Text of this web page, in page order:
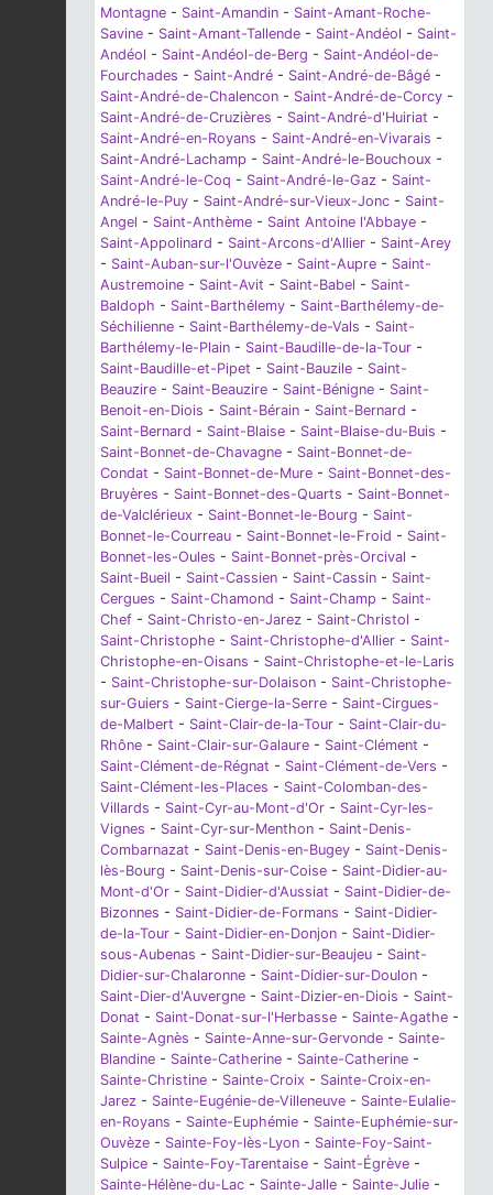
Montagne - Saint-Amandin - Saint-Amant-Roche-
Savine - Saint-Amant-Tallende - Saint-Andéol - Saint-
Andéol - Saint-Andéol-de-Berg - Saint-Andéol-de-
Fourchades - Saint-André - Saint-André-de-Bâgé -
Saint-André-de-Chalencon - Saint-André-de-Corcy -
Saint-André-de-Cruzières - Saint-André-d'Huiriat -
Saint-André-en-Royans - Saint-André-en-Vivarais -
Saint-André-Lachamp - Saint-André-le-Bouchoux -
Saint-André-le-Coq - Saint-André-le-Gaz - Saint-
André-le-Puy - Saint-André-sur-Vieux-Jonc - Saint-
Angel - Saint-Anthème - Saint Antoine l'Abbaye -
Saint-Appolinard - Saint-Arcons-d'Allier - Saint-Arey
- Saint-Auban-sur-l'Ouvèze - Saint-Aupre - Saint-
Austremoine - Saint-Avit - Saint-Babel - Saint-
Baldoph - Saint-Barthélemy - Saint-Barthélemy-de-
Séchilienne - Saint-Barthélemy-de-Vals - Saint-
Barthélemy-le-Plain - Saint-Baudille-de-la-Tour -
Saint-Baudille-et-Pipet - Saint-Bauzile - Saint-
Beauzire - Saint-Beauzire - Saint-Bénigne - Saint-
Benoit-en-Diois - Saint-Bérain - Saint-Bernard -
Saint-Bernard - Saint-Blaise - Saint-Blaise-du-Buis -
Saint-Bonnet-de-Chavagne - Saint-Bonnet-de-
Condat - Saint-Bonnet-de-Mure - Saint-Bonnet-des-
Bruyères - Saint-Bonnet-des-Quarts - Saint-Bonnet-
de-Valclérieux - Saint-Bonnet-le-Bourg - Saint-
Bonnet-le-Courreau - Saint-Bonnet-le-Froid - Saint-
Bonnet-les-Oules - Saint-Bonnet-près-Orcival -
Saint-Bueil - Saint-Cassien - Saint-Cassin - Saint-
Cergues - Saint-Chamond - Saint-Champ - Saint-
Chef - Saint-Christo-en-Jarez - Saint-Christol -
Saint-Christophe - Saint-Christophe-d'Allier - Saint-
Christophe-en-Oisans - Saint-Christophe-et-le-Laris
- Saint-Christophe-sur-Dolaison - Saint-Christophe-
sur-Guiers - Saint-Cierge-la-Serre - Saint-Cirgues-
de-Malbert - Saint-Clair-de-la-Tour - Saint-Clair-du-
Rhône - Saint-Clair-sur-Galaure - Saint-Clément -
Saint-Clément-de-Régnat - Saint-Clément-de-Vers -
Saint-Clément-les-Places - Saint-Colomban-des-
Villards - Saint-Cyr-au-Mont-d'Or - Saint-Cyr-les-
Vignes - Saint-Cyr-sur-Menthon - Saint-Denis-
Combarnazat - Saint-Denis-en-Bugey - Saint-Denis-
lès-Bourg - Saint-Denis-sur-Coise - Saint-Didier-au-
Mont-d'Or - Saint-Didier-d'Aussiat - Saint-Didier-de-
Bizonnes - Saint-Didier-de-Formans - Saint-Didier-
de-la-Tour - Saint-Didier-en-Donjon - Saint-Didier-
sous-Aubenas - Saint-Didier-sur-Beaujeu - Saint-
Didier-sur-Chalaronne - Saint-Didier-sur-Doulon -
Saint-Dier-d'Auvergne - Saint-Dizier-en-Diois - Saint-
Donat - Saint-Donat-sur-l'Herbasse - Sainte-Agathe -
Sainte-Agnès - Sainte-Anne-sur-Gervonde - Sainte-
Blandine - Sainte-Catherine - Sainte-Catherine -
Sainte-Christine - Sainte-Croix - Sainte-Croix-en-
Jarez - Sainte-Eugénie-de-Villeneuve - Sainte-Eulalie-
en-Royans - Sainte-Euphémie - Sainte-Euphémie-sur-
Ouvèze - Sainte-Foy-lès-Lyon - Sainte-Foy-Saint-
Sulpice - Sainte-Foy-Tarentaise - Saint-Égrève -
Sainte-Hélène-du-Lac - Sainte-Jalle - Sainte-Julie -